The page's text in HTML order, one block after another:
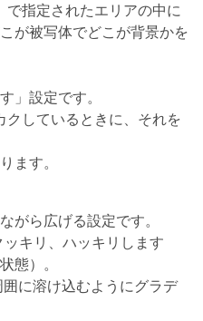
で指定されたエリアの中に
が被写体でどこが背景かを
」設定です。
クしているときに、それを
ます。
がら広げる設定です。
キリ、ハッキリします
態）。
に溶け込むようにグラデ